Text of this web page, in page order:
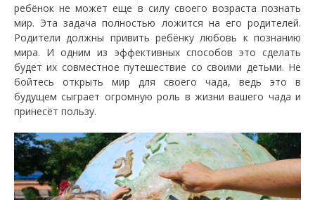
ребёнок не может еще в силу своего возраста познать
мир. Эта задача полностью ложится на его родителей.
Родители должны привить ребёнку любовь к познанию
мира. И одним из эффективных способов это сделать
будет их совместное путешествие со своими детьми. Не
бойтесь открыть мир для своего чада, ведь это в
будущем сыграет огромную роль в жизни вашего чада и
принесёт пользу.